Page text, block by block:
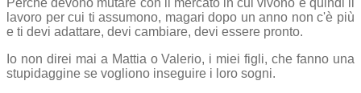
Perché devono mutare con il mercato in cui vivono e quindi il
lavoro per cui ti assumono, magari dopo un anno non c'è più
e ti devi adattare, devi cambiare, devi essere pronto.
Io non direi mai a Mattia o Valerio, i miei figli, che fanno una
stupidaggine se vogliono inseguire i loro sogni.